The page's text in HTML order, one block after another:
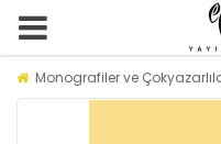
Monografiler ve